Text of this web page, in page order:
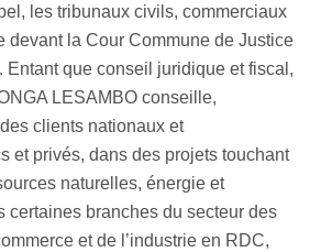
les tribunaux civils, commerciaux
devant la Cour Commune de Justice
Entant que conseil juridique et fiscal,
LESAMBO conseille,
clients nationaux et
et privés, dans des projets touchant
naturelles, énergie et
certaines branches du secteur des
et de l’industrie en RDC,